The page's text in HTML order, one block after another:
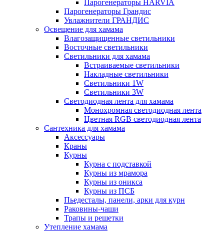
Парогенераторы HARVIA
Парогенераторы Грандис
Увлажнители ГРАНДИС
Освещение для хамама
Влагозащищенные светильники
Восточные светильники
Светильники для хамама
Встраиваемые светильники
Накладные светильники
Светильники 1W
Светильники 3W
Светодиодная лента для хамама
Монохромная светодиодная лента
Цветная RGB светодиодная лента
Сантехника для хамама
Аксессуары
Краны
Курны
Курна с подставкой
Курны из мрамора
Курны из оникса
Курны из ПСБ
Пьедесталы, панели, арки для курн
Раковины-чаши
Трапы и решетки
Утепление хамама